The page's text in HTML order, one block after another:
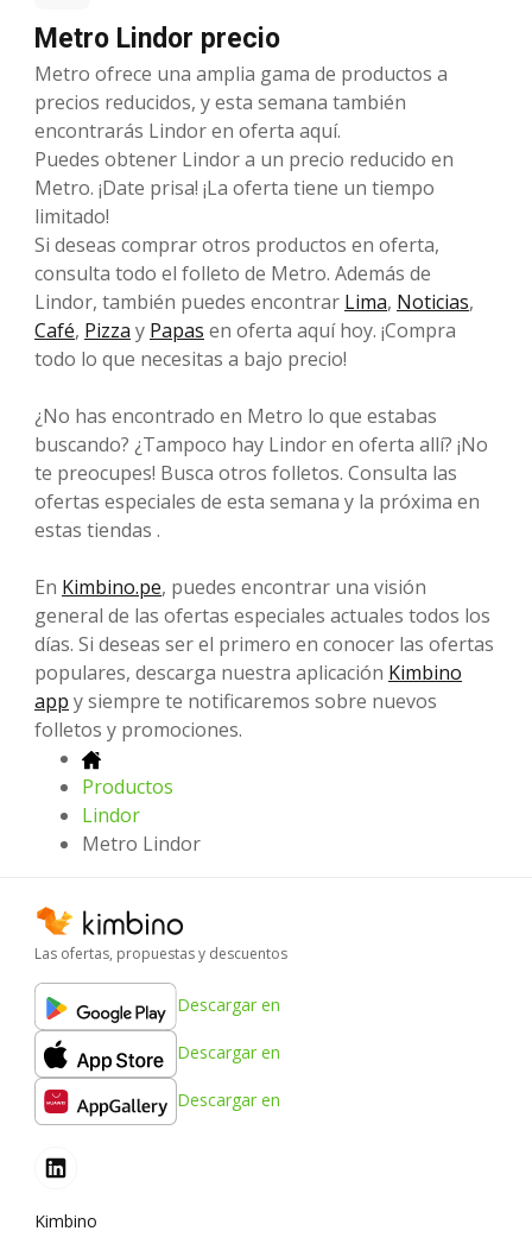
Metro Lindor precio
Metro ofrece una amplia gama de productos a
precios reducidos, y esta semana también
encontrarás Lindor en oferta aquí.
Puedes obtener Lindor a un precio reducido en
Metro. ¡Date prisa! ¡La oferta tiene un tiempo
limitado!
Si deseas comprar otros productos en oferta,
consulta todo el folleto de Metro. Además de
Lindor, también puedes encontrar Lima, Noticias,
Café, Pizza y Papas en oferta aquí hoy. ¡Compra
todo lo que necesitas a bajo precio!
¿No has encontrado en Metro lo que estabas
buscando? ¿Tampoco hay Lindor en oferta allí? ¡No
te preocupes! Busca otros folletos. Consulta las
ofertas especiales de esta semana y la próxima en
estas tiendas .
En Kimbino.pe, puedes encontrar una visión
general de las ofertas especiales actuales todos los
días. Si deseas ser el primero en conocer las ofertas
populares, descarga nuestra aplicación Kimbino
app y siempre te notificaremos sobre nuevos
folletos y promociones.
Productos
Lindor
Metro Lindor
Las ofertas, propuestas y descuentos
Descargar en
Descargar en
Descargar en
Kimbino